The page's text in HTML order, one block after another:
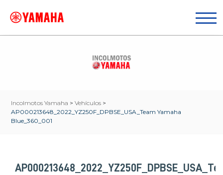
Incolmotos Yamaha > Vehículos >
AP000213648_2022_YZ250F_DPBSE_USA_Team Yamaha
Blue_360_001